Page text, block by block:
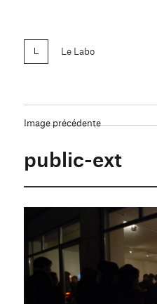
Le Labo
Image précédente
public-ext